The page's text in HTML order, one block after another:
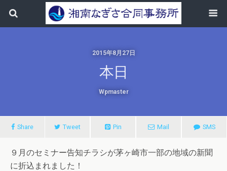
2015年8月27日
本日
Wpmaster
Share Tweet Pin Mail SMS
９月のセミナー告知チラシが茅ヶ崎市一部の地域の新聞
に折込まれました！